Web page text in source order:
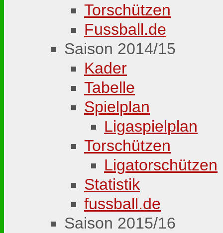
Torschützen
Fussball.de
Saison 2014/15
Kader
Tabelle
Spielplan
Ligaspielplan
Torschützen
Ligatorschützen
Statistik
fussball.de
Saison 2015/16